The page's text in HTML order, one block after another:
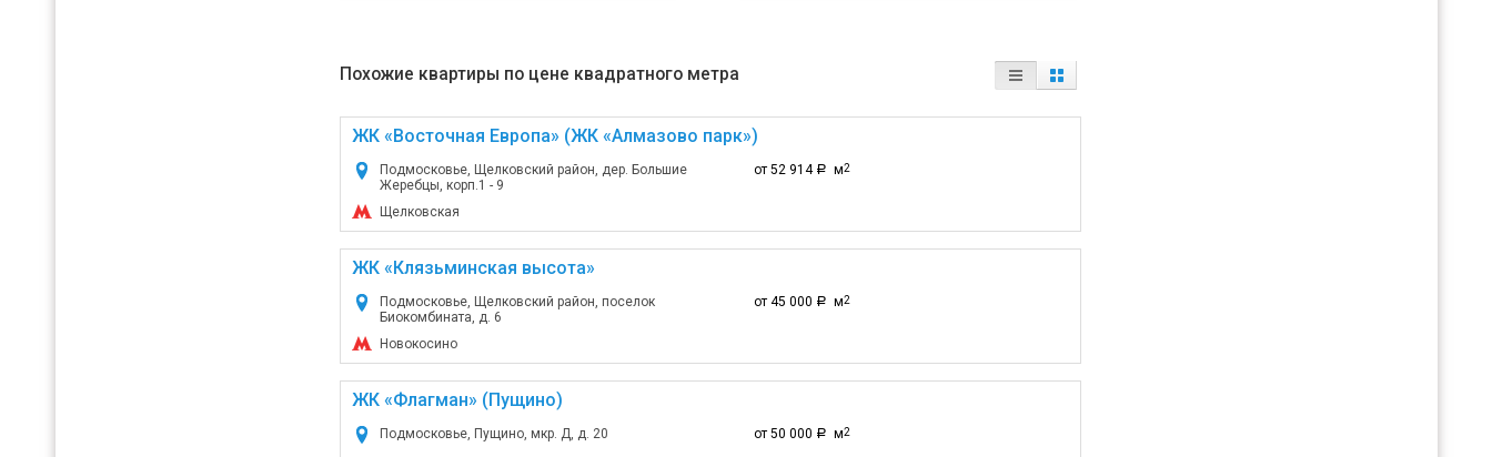
Похожие квартиры по цене квадратного метра
ЖК «Восточная Европа» (ЖК «Алмазово парк»)
от 52 914 a м2
Подмосковье, Щелковский район, дер. Большие
Жеребцы, корп.1 - 9
Щелковская
ЖК «Клязьминская высота»
от 45 000 a м2
Подмосковье, Щелковский район, поселок
Биокомбината, д. 6
Новокосино
ЖК «Флагман» (Пущино)
от 50 000 a м2
Подмосковье, Пущино, мкр. Д, д. 20